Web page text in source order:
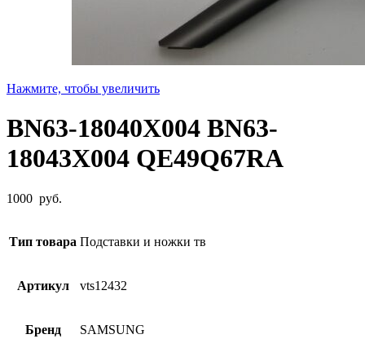
Нажмите, чтобы увеличить
BN63-18040X004 BN63-
18043X004 QE49Q67RA
1000 руб.
Тип товара Подставки и ножки тв
Артикул vts12432
Бренд SAMSUNG